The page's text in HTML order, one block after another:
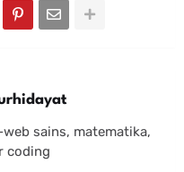
sains, matematika,
coding